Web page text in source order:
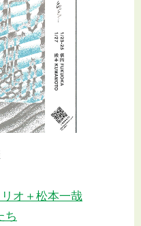
リオ＋松本一哉
ち